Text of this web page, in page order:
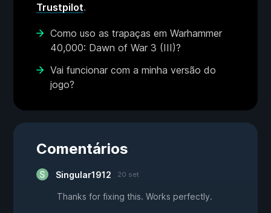
Trustpilot.
Como uso as trapaças em Warhammer
40,000: Dawn of War 3 (III)?
Vai funcionar com a minha versão do
jogo?
Comentários
Singular1912 20 set
Thanks for fixing this. Works perfectly.